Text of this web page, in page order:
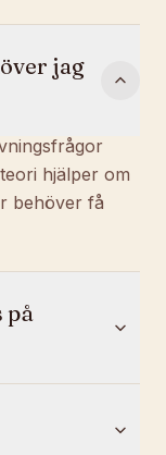
jag
hjälper om
behöver få
på